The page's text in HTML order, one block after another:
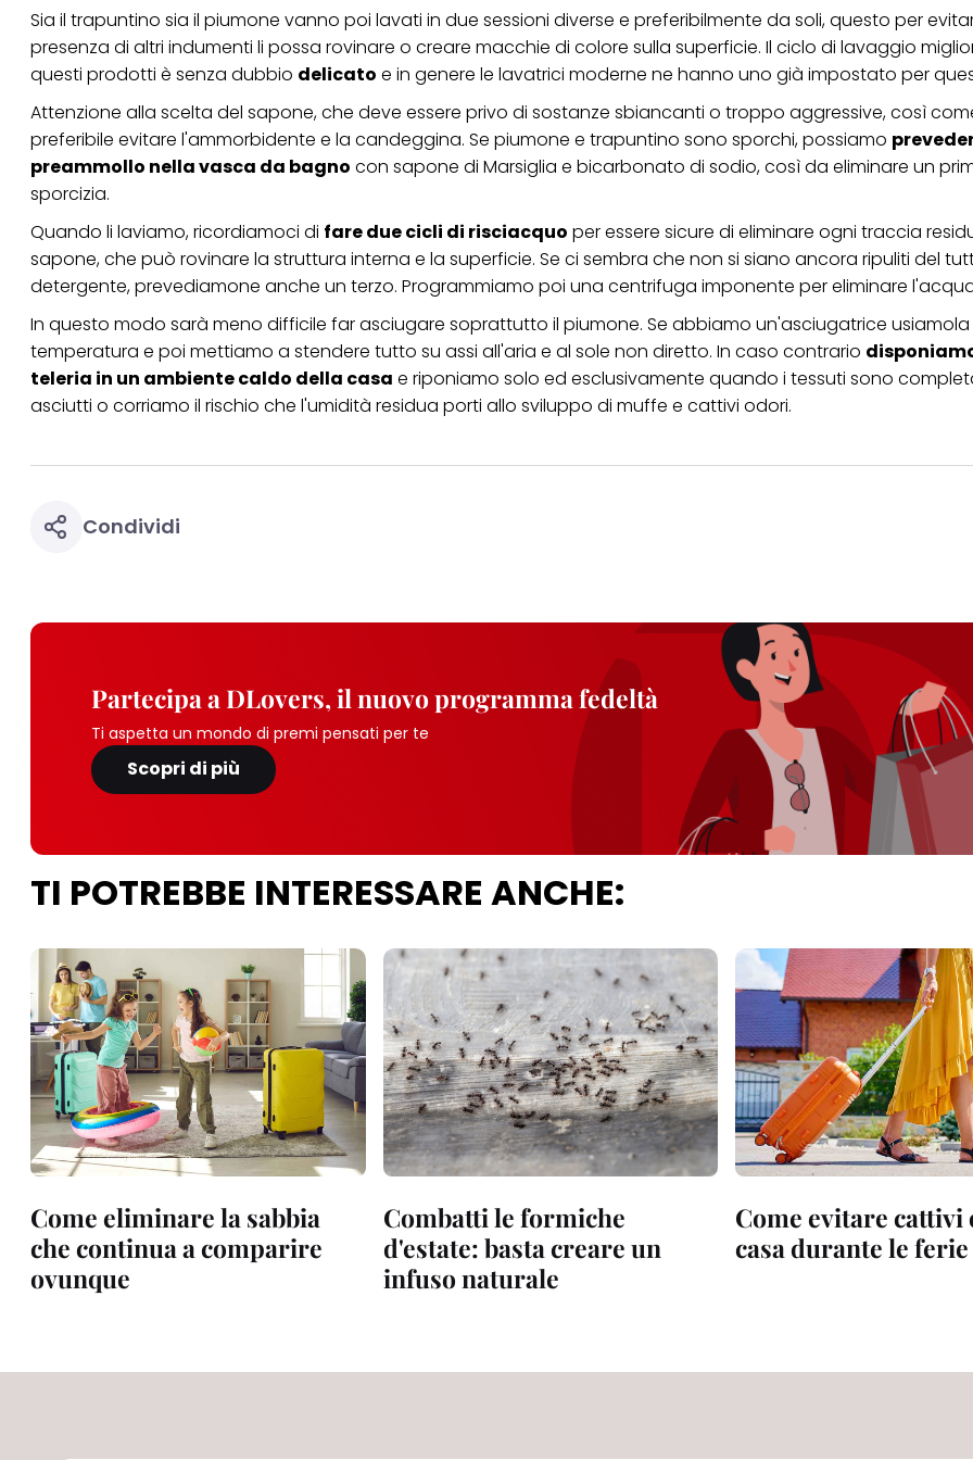
Sia il trapuntino sia il piumone vanno poi lavati in due sessioni diverse e preferibilmente da soli, questo per
presenza di altri indumenti li possa rovinare o creare macchie di colore sulla superficie. Il ciclo di lavaggio
questi prodotti è senza dubbio delicato e in genere le lavatrici moderne ne hanno uno già impostato per
Attenzione alla scelta del sapone, che deve essere privo di sostanze sbiancanti o troppo aggressive, così
preferibile evitare l'ammorbidente e la candeggina. Se piumone e trapuntino sono sporchi, possiamo
preammollo nella vasca da bagno con sapone di Marsiglia e bicarbonato di sodio, così da eliminare un
sporcizia.
Quando li laviamo, ricordiamoci di fare due cicli di risciacquo per essere sicure di eliminare ogni traccia
sapone, che può rovinare la struttura interna e la superficie. Se ci sembra che non si siano ancora ripuliti del
detergente, prevediamone anche un terzo. Programmiamo poi una centrifuga imponente per eliminare
In questo modo sarà meno difficile far asciugare soprattutto il piumone. Se abbiamo un'asciugatrice
temperatura e poi mettiamo a stendere tutto su assi all'aria e al sole non diretto. In caso contrario
teleria in un ambiente caldo della casa e riponiamo solo ed esclusivamente quando i tessuti sono
asciutti o corriamo il rischio che l'umidità residua porti allo sviluppo di muffe e cattivi odori.
Condividi
Partecipa a DLovers, il nuovo programma fedeltà
Ti aspetta un mondo di premi pensati per te
Scopri di più
TI POTREBBE INTERESSARE ANCHE:
Come eliminare la sabbia
che continua a comparire
ovunque
Combatti le formiche
d'estate: basta creare un
infuso naturale
Come evitare
casa durante le ferie